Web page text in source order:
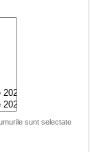
sunt selectate